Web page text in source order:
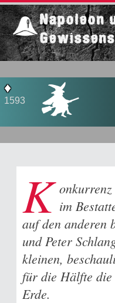
Napoleon
1681
K im
auf den anderen
und Peter
kleinen,
für die Hälfte
Erde.